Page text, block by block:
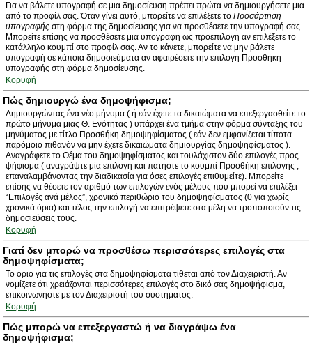
Για να βάλετε υπογραφή σε μια δημοσίευση πρέπει πρώτα να δημιουργήσετε μια
από το προφίλ σας. Όταν γίνει αυτό, μπορείτε να επιλέξετε το Προσάρτηση
υπογραφής στη φόρμα της δημοσίευσης για να προσθέσετε την υπογραφή σας.
Μπορείτε επίσης να προσθέσετε μια υπογραφή ως προεπιλογή αν επιλέξετε το
κατάλληλο κουμπί στο προφίλ σας. Αν το κάνετε, μπορείτε να μην βάλετε
υπογραφή σε κάποια δημοσιεύματα αν αφαιρέσετε την επιλογή Προσθήκη
υπογραφής στη φόρμα δημοσίευσης.
Κορυφή
Πώς δημιουργώ ένα δημοψήφισμα;
Δημιουργώντας ένα νέο μήνυμα ( ή εάν έχετε τα δικαιώματα να επεξεργασθείτε το
πρώτο μήνυμα μιας Θ. Ενότητας ) υπάρχει ένα τμήμα στην φόρμα σύνταξης του
μηνύματος με τίτλο Προσθήκη δημοψηφίσματος ( εάν δεν εμφανίζεται τίποτα
παρόμοιο πιθανόν να μην έχετε δικαιώματα δημιουργίας δημοψηφίσματος ).
Αναγράφετε το Θέμα του δημοψηφίσματος και τουλάχιστον δύο επιλογές προς
ψήφισμα ( αναγράψτε μία επιλογή και πατήστε το κουμπί Προσθήκη επιλογής ,
επαναλαμβάνοντας την διαδικασία για όσες επιλογές επιθυμείτε). Μπορείτε
επίσης να θέσετε τον αριθμό των επιλογών ενός μέλους που μπορεί να επιλέξει
“Επιλογές ανά μέλος”, χρονικό περιθώριο του δημοψηφίσματος (0 για χωρίς
χρονικά όρια) και τέλος την επιλογή να επιτρέψετε στα μέλη να τροποποιούν τις
δημοσιεύσεις τους.
Κορυφή
Γιατί δεν μπορώ να προσθέσω περισσότερες επιλογές στα
δημοψηφίσματα;
Το όριο για τις επιλογές στα δημοψηφίσματα τίθεται από τον Διαχειριστή. Αν
νομίζετε ότι χρειάζονται περισσότερες επιλογές στο δικό σας δημοψήφισμα,
επικοινωνήστε με τον Διαχειριστή του συστήματος.
Κορυφή
Πώς μπορώ να επεξεργαστώ ή να διαγράψω ένα
δημοψήφισμα;